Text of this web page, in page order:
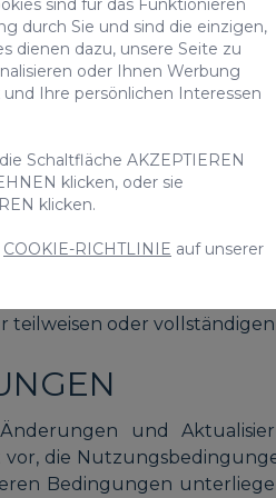
angegebenen
stimmen Sie zu,
hat Ihnen
zu hinterlegen. Die
Schäden an der
oder
und
vor, die
Bedingungen
sind für das Funktionieren
durch Sie und sind die einzigen,
dienen dazu, unsere Seite zu
oder Ihnen Werbung
Ihre persönlichen Interessen
Schaltfläche AKZEPTIEREN
klicken, oder sie
klicken.
COOKIE-RICHTLINIE auf unserer